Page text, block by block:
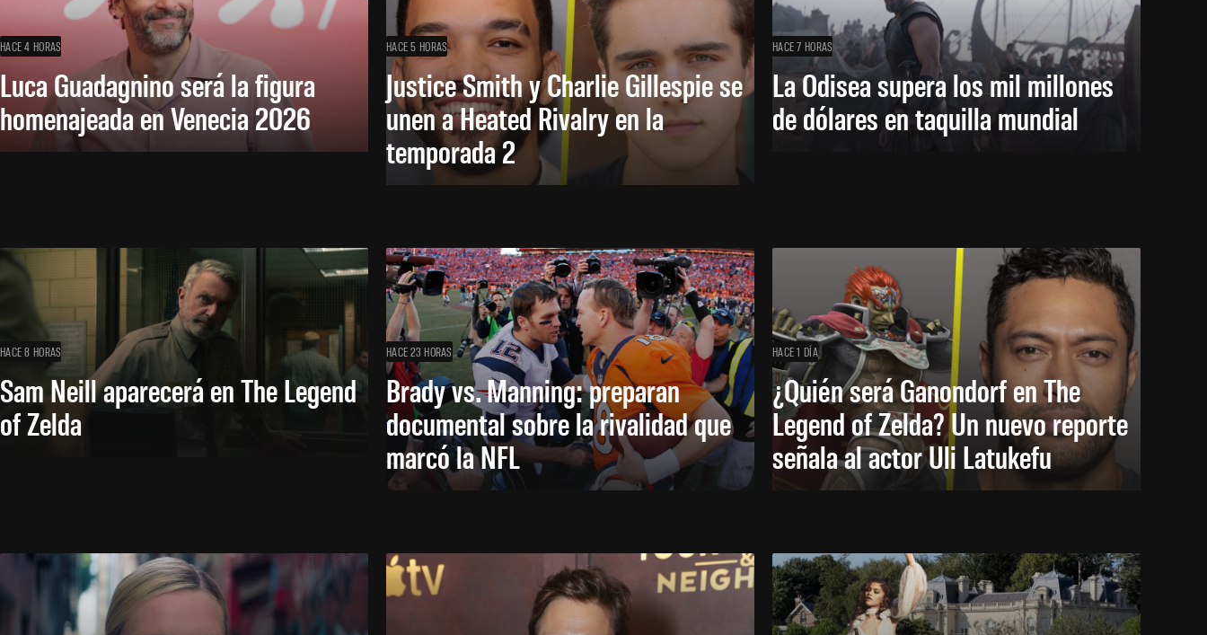
HACE 4 HORAS
Luca Guadagnino será la figura
homenajeada en Venecia 2026
HACE 5 HORAS
Justice Smith y Charlie Gillespie se
unen a Heated Rivalry en la
temporada 2
HACE 7 HORAS
La Odisea supera los mil millones
de dólares en taquilla mundial
HACE 8 HORAS
Sam Neill aparecerá en The Legend
of Zelda
HACE 23 HORAS
Brady vs. Manning: preparan
documental sobre la rivalidad que
marcó la NFL
HACE 1 DÍA
¿Quién será Ganondorf en The
Legend of Zelda? Un nuevo reporte
señala al actor Uli Latukefu